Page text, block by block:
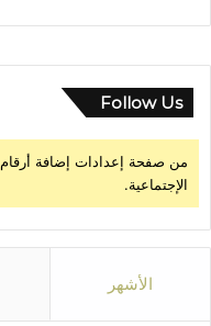
Follow Us
من صفحة إعدادات إضافة
الإجتماعية.
الأشهر